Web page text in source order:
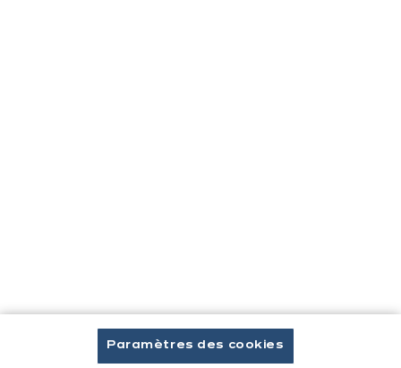
Découvrez toutes nos nouveautés
Paramètres des cookies